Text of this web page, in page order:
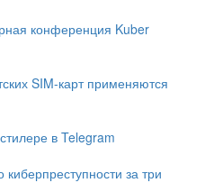
конференция Kuber
SIM-карт применяются
в Telegram
киберпреступности за три